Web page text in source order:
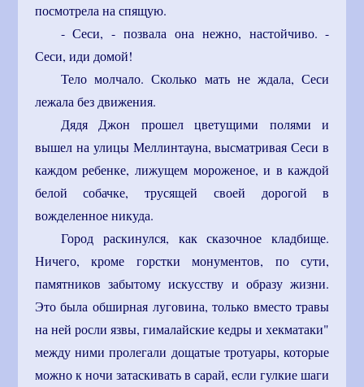
посмотрела на спящую.
- Сеси, - позвала она нежно, настойчиво. -
Сеси, иди домой!
Тело молчало. Сколько мать не ждала, Сеси
лежала без движения.
Дядя Джон прошел цветущими полями и
вышел на улицы Меллинтауна, высматривая Сеси в
каждом ребенке, лижущем мороженое, и в каждой
белой собачке, трусящей своей дорогой в
вожделенное никуда.
Город раскинулся, как сказочное кладбище.
Ничего, кроме горстки монументов, по сути,
памятников забытому искусству и образу жизни.
Это была обширная луговина, только вместо травы
на ней росли язвы, гималайские кедры и хекматаки"
между ними пролегали дощатые тротуары, которые
можно к ночи затаскивать в сарай, если гулкие шаги